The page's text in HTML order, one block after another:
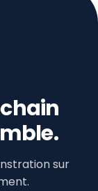
sur